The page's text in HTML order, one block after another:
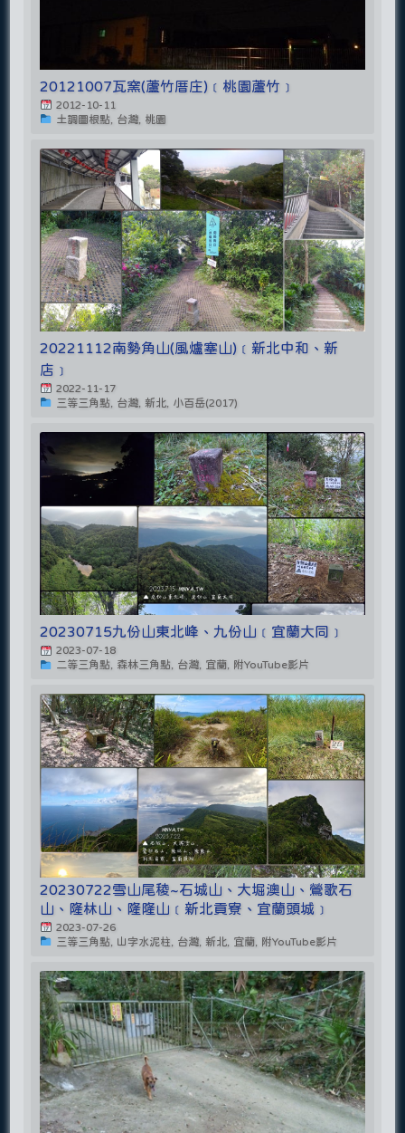
20121007瓦窯(蘆竹厝庄)﹝桃園蘆竹﹞
2012-10-11
土調圖根點, 台灣, 桃園
20221112南勢角山(風爐塞山)﹝新北中和、新
店﹞
2022-11-17
三等三角點, 台灣, 新北, 小百岳(2017)
20230715九份山東北峰、九份山﹝宜蘭大同﹞
2023-07-18
二等三角點, 森林三角點, 台灣, 宜蘭, 附YouTube影片
20230722雪山尾稜~石城山、大堀澳山、鶯歌石
山、隆林山、隆隆山﹝新北貢寮、宜蘭頭城﹞
2023-07-26
三等三角點, 山字水泥柱, 台灣, 新北, 宜蘭, 附YouTube影片